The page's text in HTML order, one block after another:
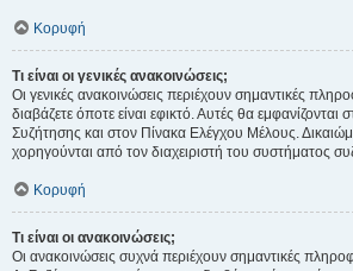
Κορυφή
Τι είναι οι γενικές ανακοινώσεις;
Οι γενικές ανακοινώσεις περιέχουν σημαντικές
διαβάζετε όποτε είναι εφικτό. Αυτές θα
Συζήτησης και στον Πίνακα Ελέγχου Μέλους.
χορηγούνται από τον διαχειριστή του συστήματος
Κορυφή
Τι είναι οι ανακοινώσεις;
Οι ανακοινώσεις συχνά περιέχουν σημαντικές